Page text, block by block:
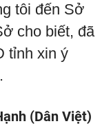
tôi đến Sở
cho biết, đã
tỉnh xin ý
(Dân Việt)